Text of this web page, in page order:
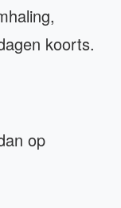
koorts.
op